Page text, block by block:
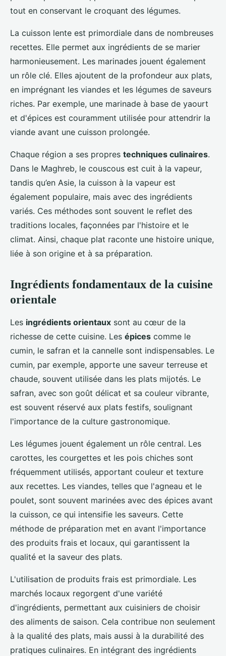
tout en conservant le croquant des légumes.
La cuisson lente est primordiale dans de nombreuses
recettes. Elle permet aux ingrédients de se marier
harmonieusement. Les marinades jouent également
un rôle clé. Elles ajoutent de la profondeur aux plats,
en imprégnant les viandes et les légumes de saveurs
riches. Par exemple, une marinade à base de yaourt
et d'épices est couramment utilisée pour attendrir la
viande avant une cuisson prolongée.
Chaque région a ses propres techniques culinaires.
Dans le Maghreb, le couscous est cuit à la vapeur,
tandis qu’en Asie, la cuisson à la vapeur est
également populaire, mais avec des ingrédients
variés. Ces méthodes sont souvent le reflet des
traditions locales, façonnées par l'histoire et le
climat. Ainsi, chaque plat raconte une histoire unique,
liée à son origine et à sa préparation.
Ingrédients fondamentaux de la cuisine
orientale
Les ingrédients orientaux sont au cœur de la
richesse de cette cuisine. Les épices comme le
cumin, le safran et la cannelle sont indispensables. Le
cumin, par exemple, apporte une saveur terreuse et
chaude, souvent utilisée dans les plats mijotés. Le
safran, avec son goût délicat et sa couleur vibrante,
est souvent réservé aux plats festifs, soulignant
l'importance de la culture gastronomique.
Les légumes jouent également un rôle central. Les
carottes, les courgettes et les pois chiches sont
fréquemment utilisés, apportant couleur et texture
aux recettes. Les viandes, telles que l'agneau et le
poulet, sont souvent marinées avec des épices avant
la cuisson, ce qui intensifie les saveurs. Cette
méthode de préparation met en avant l'importance
des produits frais et locaux, qui garantissent la
qualité et la saveur des plats.
L'utilisation de produits frais est primordiale. Les
marchés locaux regorgent d'une variété
d'ingrédients, permettant aux cuisiniers de choisir
des aliments de saison. Cela contribue non seulement
à la qualité des plats, mais aussi à la durabilité des
pratiques culinaires. En intégrant des ingrédients